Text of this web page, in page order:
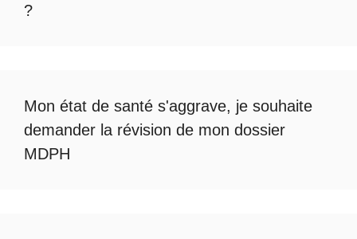
?
Mon état de santé s'aggrave, je souhaite
demander la révision de mon dossier
MDPH